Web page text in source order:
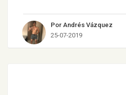
Por Andrés Vázquez
25-07-2019